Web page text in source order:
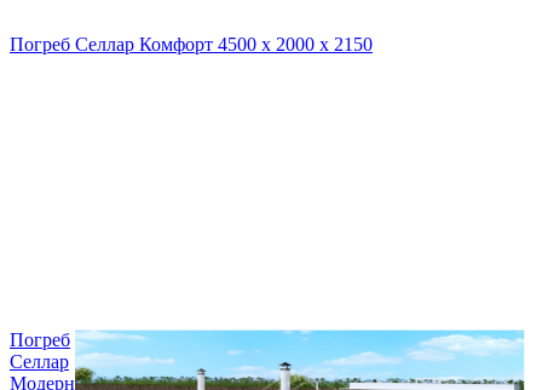
Погреб Селлар Комфорт 4500 х 2000 х 2150
Погреб
Селлар
Модерн